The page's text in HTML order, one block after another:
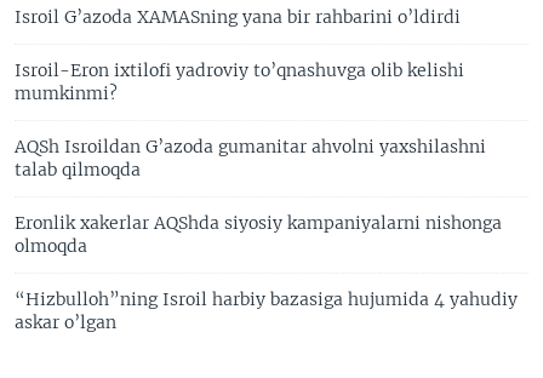
Isroil G’azoda XAMASning yana bir rahbarini o’ldirdi
Isroil-Eron ixtilofi yadroviy to’qnashuvga olib kelishi
mumkinmi?
AQSh Isroildan G’azoda gumanitar ahvolni yaxshilashni
talab qilmoqda
Eronlik xakerlar AQShda siyosiy kampaniyalarni nishonga
olmoqda
“Hizbulloh”ning Isroil harbiy bazasiga hujumida 4 yahudiy
askar o’lgan